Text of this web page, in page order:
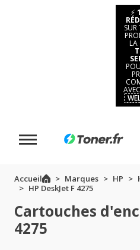
⚡
SUR
LA
Accueil Marques HP
HP DeskJet F 4275
Cartouches
4275